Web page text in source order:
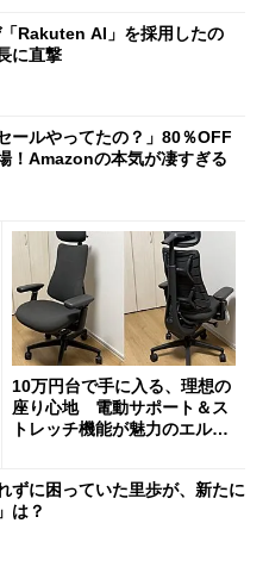
「Rakuten AI」を採用したの
に直撃
ールやってたの？」80％OFF
！Amazonの本気が凄すぎる
10万円台で手に入る、理想の
座り心地 電動サポート＆ス
トレッチ機能が魅力のエルゴ
ずに困っていた里歩が、新たに
は？